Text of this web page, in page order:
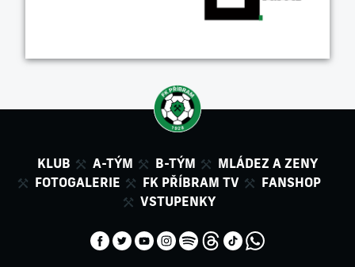
KLUB A-TÝM B-TÝM
MLÁDEZ A ZENY
FOTOGALERIE
FK PŘÍBRAM TV
FANSHOP
VSTUPENKY